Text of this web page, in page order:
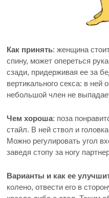
Как принять: женщина
спину, может опереться
сзади, придерживая ее за
вертикального секса: в ней
небольшой член не
Чем хороша: поза
стайл. В ней ствол и
Можно регулировать угол
заведя стопу за ногу
Варианты и как ее
колено, отвести его в